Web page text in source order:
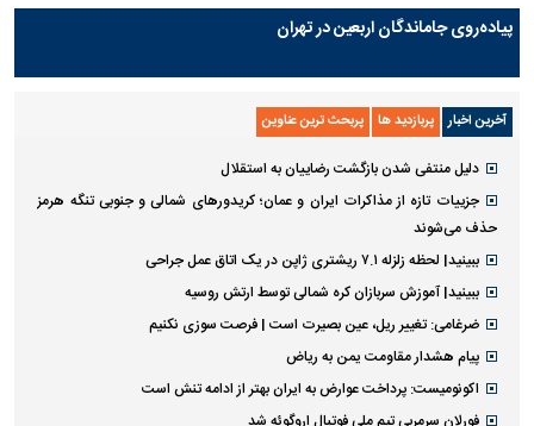
پیاده‌روی جاماندگان اربعین در تهران
آخرین اخبار پربازدید ها پربحث ترین عناوین
دلیل منتفی شدن بازگشت رضاییان به استقلال
جزییات تازه از مذاکرات ایران و عمان؛ کریدورهای شمالی و جنوبی تنگه هرمز
حذف می‌شوند
ببینید| لحظه زلزله ۷.۱ ریشتری ژاپن در یک اتاق عمل جراحی
ببینید| آموزش سربازان کره شمالی توسط ارتش روسیه
ضرغامی: تغییر ریل، عین بصیرت است | فرصت سوزی نکنیم
پیام هشدار مقاومت یمن به ریاض
اکونومیست: پرداخت عوارض به ایران بهتر از ادامه تنش است